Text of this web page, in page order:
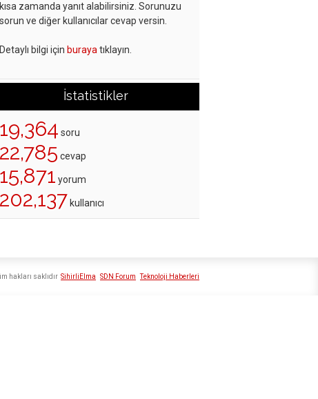
kısa zamanda yanıt alabilirsiniz. Sorunuzu
sorun ve diğer kullanıcılar cevap versin.
Detaylı bilgi için buraya tıklayın.
İstatistikler
19,364 soru
22,785 cevap
15,871 yorum
202,137 kullanıcı
SihirliElma SDN Forum Teknoloji Haberleri
hakları saklıdır